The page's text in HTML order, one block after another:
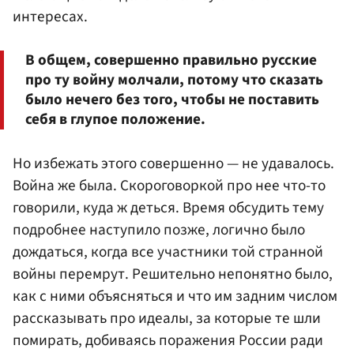
интересах.
В общем, совершенно правильно русские
про ту войну молчали, потому что сказать
было нечего без того, чтобы не поставить
себя в глупое положение.
Но избежать этого совершенно — не удавалось.
Война же была. Скороговоркой про нее что-то
говорили, куда ж деться. Время обсудить тему
подробнее наступило позже, логично было
дождаться, когда все участники той странной
войны перемрут. Решительно непонятно было,
как с ними объясняться и что им задним числом
рассказывать про идеалы, за которые те шли
помирать, добиваясь поражения России ради